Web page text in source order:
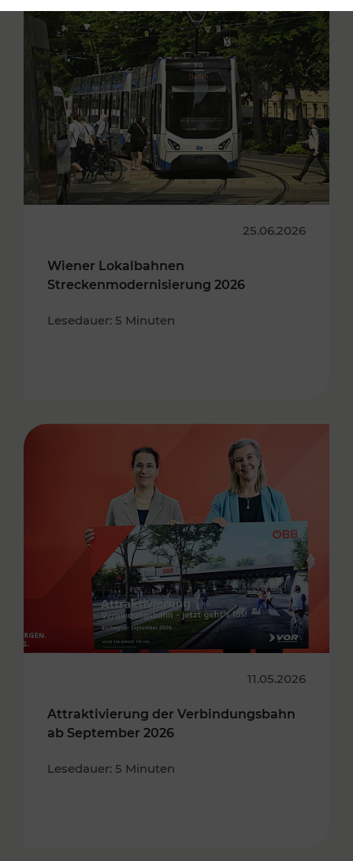
25.06.2026
Wiener Lokalbahnen
Streckenmodernisierung 2026
Lesedauer: 5 Minuten
11.05.2026
Attraktivierung der Verbindungsbahn
ab September 2026
Lesedauer: 5 Minuten